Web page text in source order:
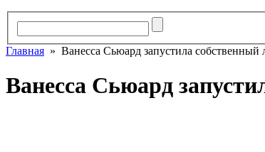
Главная » Ванесса Сьюард запустила собственный
Ванесса Сьюард